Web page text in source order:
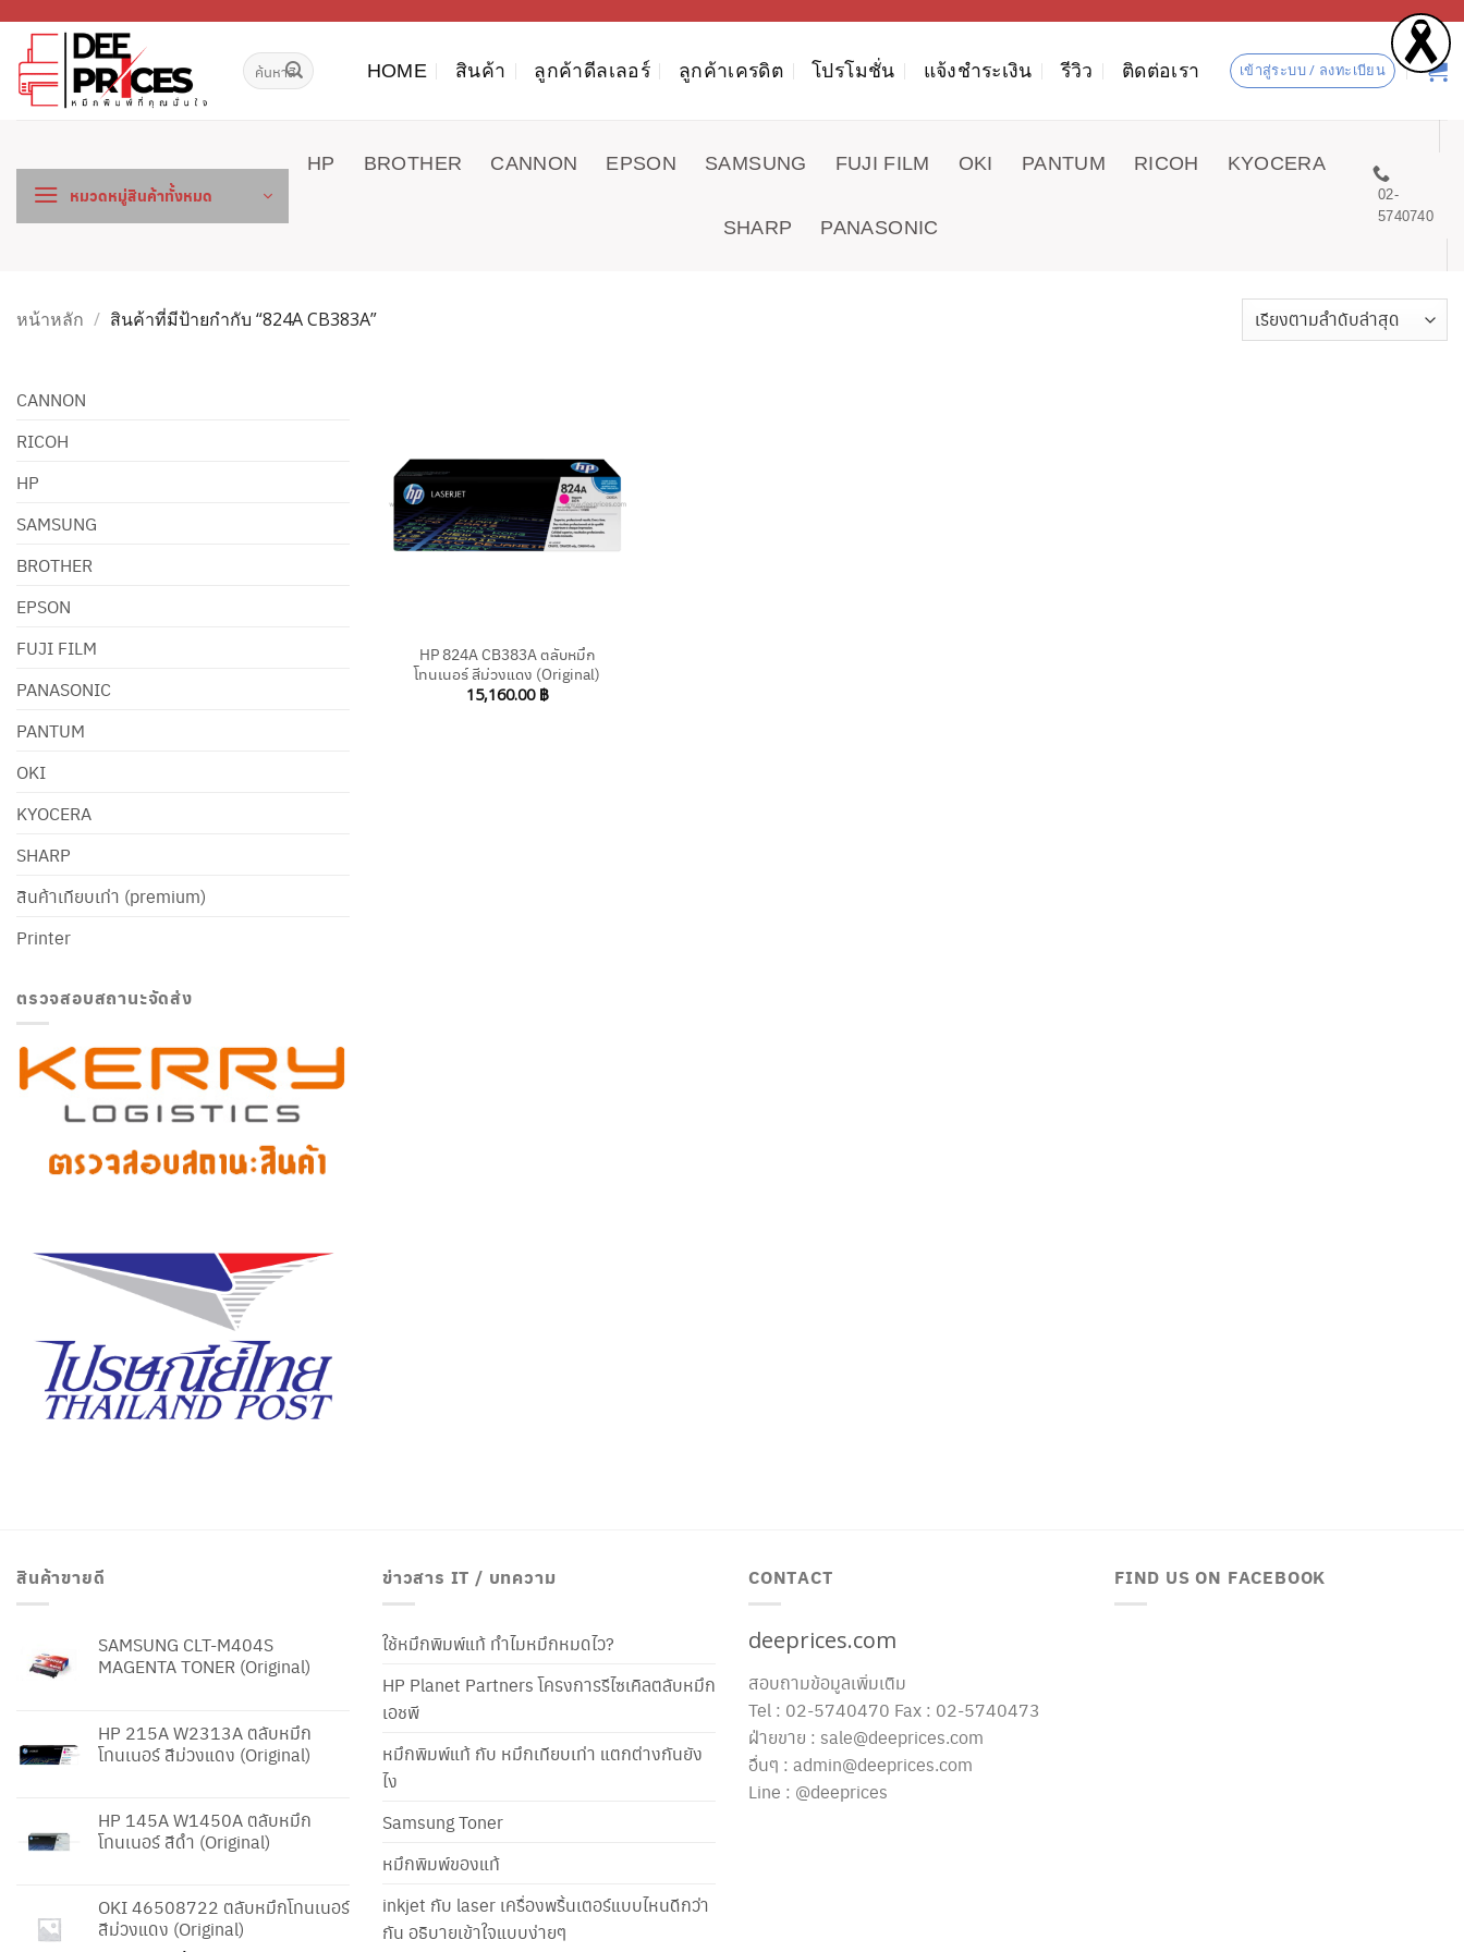
เนื้อหา
ค้นหา: HOME สินค้า ลูกค้าดีลเลอร์ ลูกค้าเครดิต โปรโมชั่น แจ้งชำระเงิน รีวิว ติดต่อเรา เข้าสู่ระบบ / ลงทะเบียน
หมวดหมู่สินค้าทั้งหมด
HP BROTHER CANNON EPSON SAMSUNG FUJI FILM OKI PANTUM RICOH KYOCERA
SHARP PANASONIC
02-
5740740
หน้าหลัก / สินค้าที่มีป้ายกำกับ “824A CB383A”
CANNON
RICOH
HP
SAMSUNG
BROTHER
EPSON
FUJI FILM
PANASONIC
PANTUM
OKI
KYOCERA
SHARP
สินค้าเทียบเท่า (premium)
Printer
ตรวจสอบสถานะจัดส่ง
HP 824A CB383A ตลับหมึก
โทนเนอร์ สีม่วงแดง (Original)
15,160.00 ฿
สินค้าขายดี
SAMSUNG CLT-M404S
MAGENTA TONER (Original)
HP 215A W2313A ตลับหมึก
โทนเนอร์ สีม่วงแดง (Original)
HP 145A W1450A ตลับหมึก
โทนเนอร์ สีดำ (Original)
OKI 46508722 ตลับหมึกโทนเนอร์
สีม่วงแดง (Original)
ข่าวสาร IT / บทความ
ใช้หมึกพิมพ์แท้ ทำไมหมึกหมดไว?
HP Planet Partners โครงการรีไซเคิลตลับหมึก
เอชพี
หมึกพิมพ์แท้ กับ หมึกเทียบเท่า แตกต่างกันยัง
ไง
Samsung Toner
หมึกพิมพ์ของแท้
inkjet กับ laser เครื่องพริ้นเตอร์แบบไหนดีกว่า
กัน อธิบายเข้าใจแบบง่ายๆ
CONTACT
deeprices.com
สอบถามข้อมูลเพิ่มเติม
Tel : 02-5740470 Fax : 02-5740473
ฝ่ายขาย : sale@deeprices.com
อื่นๆ : admin@deeprices.com
Line : @deeprices
FIND US ON FACEBOOK